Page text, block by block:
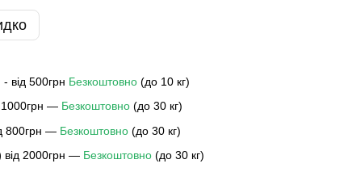
- від 500грн Безкоштовно (до 10 кг)
1000грн — Безкоштовно (до 30 кг)
800грн — Безкоштовно (до 30 кг)
від 2000грн — Безкоштовно (до 30 кг)